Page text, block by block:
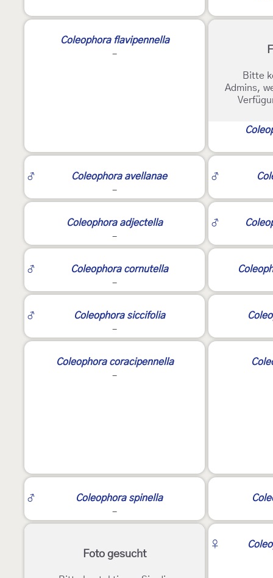
Coleophora flavipennella
-
Bitte
Admins,
♂
Coleophora avellanae
-
♂
Coleophora adjectella
-
♂
♂ Coleophora cornutella
-
♂
Coleophora siccifolia
-
Coleophora coracipennella
-
♂ Coleophora spinella
-
Foto gesucht
♀